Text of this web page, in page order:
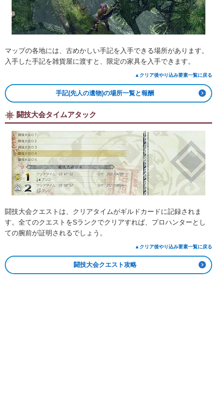
マップの各地には、古めかしい手記を入手できる場所があります。
入手した手記を雑貨屋に渡すと、限定の家具を入手できます。
▲クリア後やり込み要素一覧に戻る
手記(先人の遺物)の場所一覧と報酬
闘技大会タイムアタック
闘技大会クエストは、クリアタイムがギルドカードに記録されま
す。全てのクエストをSランクでクリアすれば、プロハンターとし
ての腕前が証明されるでしょう。
▲クリア後やり込み要素一覧に戻る
闘技大会クエスト攻略